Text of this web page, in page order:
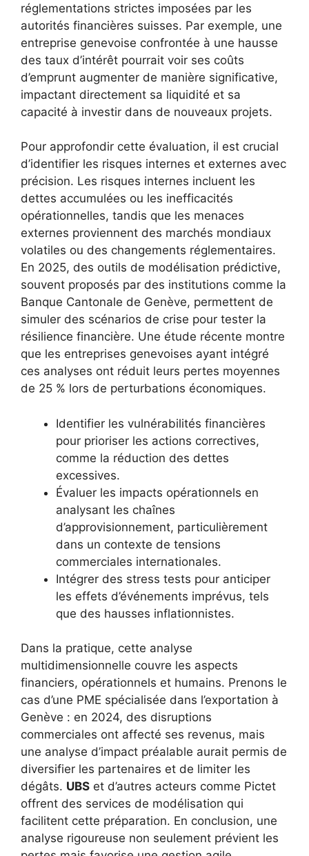
réglementations strictes imposées par les
autorités financières suisses. Par exemple, une
entreprise genevoise confrontée à une hausse
des taux d’intérêt pourrait voir ses coûts
d’emprunt augmenter de manière significative,
impactant directement sa liquidité et sa
capacité à investir dans de nouveaux projets.
Pour approfondir cette évaluation, il est crucial
d’identifier les risques internes et externes avec
précision. Les risques internes incluent les
dettes accumulées ou les inefficacités
opérationnelles, tandis que les menaces
externes proviennent des marchés mondiaux
volatiles ou des changements réglementaires.
En 2025, des outils de modélisation prédictive,
souvent proposés par des institutions comme la
Banque Cantonale de Genève, permettent de
simuler des scénarios de crise pour tester la
résilience financière. Une étude récente montre
que les entreprises genevoises ayant intégré
ces analyses ont réduit leurs pertes moyennes
de 25 % lors de perturbations économiques.
Identifier les vulnérabilités financières
pour prioriser les actions correctives,
comme la réduction des dettes
excessives.
Évaluer les impacts opérationnels en
analysant les chaînes
d’approvisionnement, particulièrement
dans un contexte de tensions
commerciales internationales.
Intégrer des stress tests pour anticiper
les effets d’événements imprévus, tels
que des hausses inflationnistes.
Dans la pratique, cette analyse
multidimensionnelle couvre les aspects
financiers, opérationnels et humains. Prenons le
cas d’une PME spécialisée dans l’exportation à
Genève : en 2024, des disruptions
commerciales ont affecté ses revenus, mais
une analyse d’impact préalable aurait permis de
diversifier les partenaires et de limiter les
dégâts. UBS et d’autres acteurs comme Pictet
offrent des services de modélisation qui
facilitent cette préparation. En conclusion, une
analyse rigoureuse non seulement prévient les